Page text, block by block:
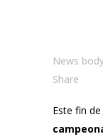
News
Share
Este fin